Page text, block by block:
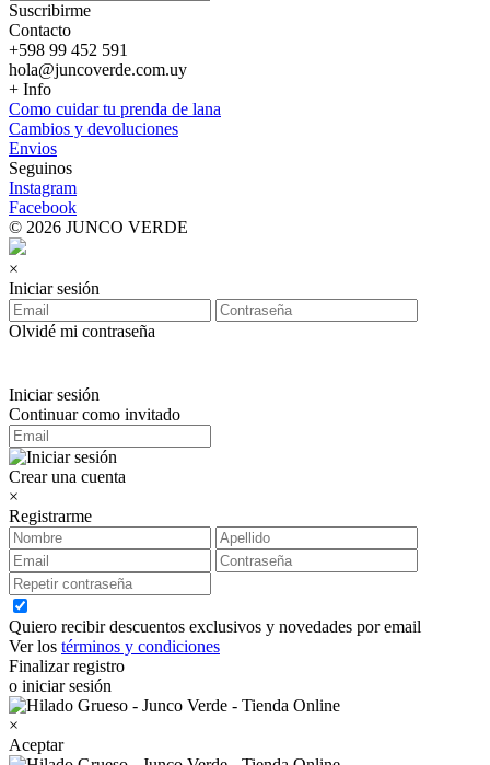
Suscribirme
Contacto
+598 99 452 591
hola@juncoverde.com.uy
+ Info
Como cuidar tu prenda de lana
Cambios y devoluciones
Envios
Seguinos
Instagram
Facebook
© 2026 JUNCO VERDE
×
Iniciar sesión
Olvidé mi contraseña
Iniciar sesión
Continuar como invitado
Crear una cuenta
×
Registrarme
Quiero recibir descuentos exclusivos y novedades por email
Ver los términos y condiciones
Finalizar registro
o iniciar sesión
×
Aceptar